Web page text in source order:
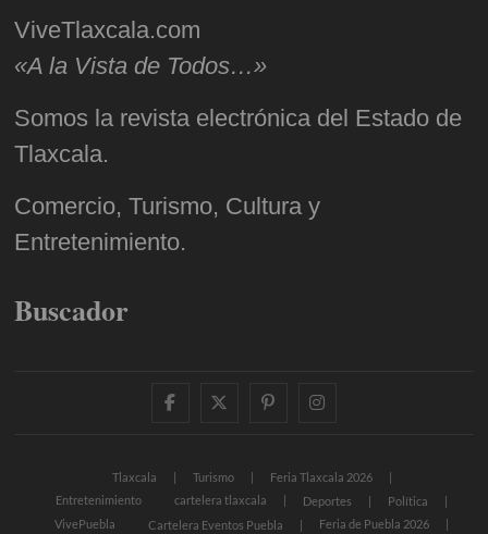
ViveTlaxcala.com
«A la Vista de Todos…»
Somos la revista electrónica del Estado de
Tlaxcala.
Comercio, Turismo, Cultura y
Entretenimiento.
Buscador
facebooktwitter
pinterestinstagram
Tlaxcala Turismo
Feria Tlaxcala 2026
Entretenimiento
cartelera tlaxcala Deportes
Política
VivePuebla
Cartelera Eventos Puebla Feria de Puebla 2026